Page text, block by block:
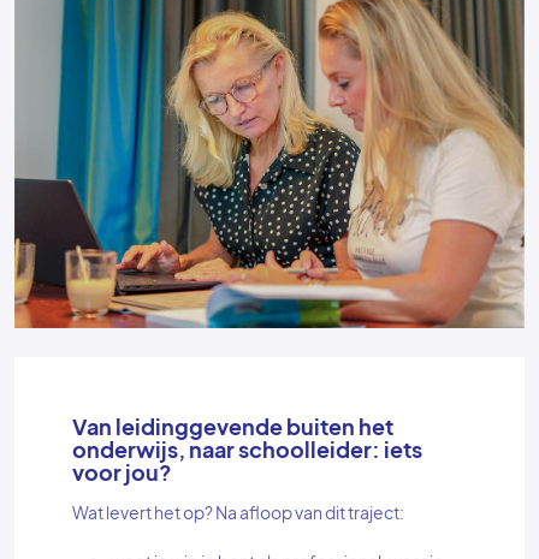
Van leidinggevende buiten het
onderwijs, naar schoolleider: iets
voor jou?
Wat levert het op? Na afloop van dit traject: